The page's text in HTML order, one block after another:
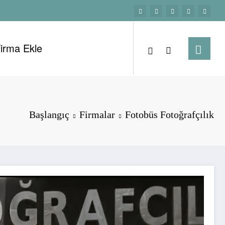
Ekle
Başlangıç Firmalar Fotobüs Fotoğrafçılık